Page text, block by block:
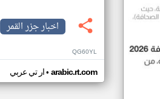
اخبار جزر القمر
QG60YL
ار تي عربي• arabic.rt.com